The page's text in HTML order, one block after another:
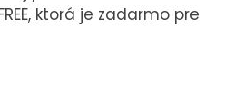
ktorá je zadarmo pre